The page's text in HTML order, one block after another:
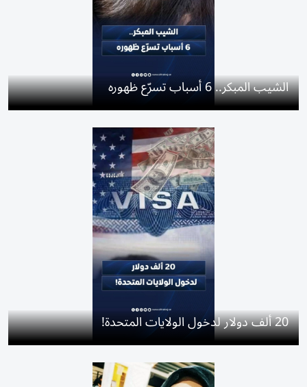
الشيب المبكر.. 6 أسباب تسرّع ظهوره
20 ألف دولار لدخول الولايات المتحدة!